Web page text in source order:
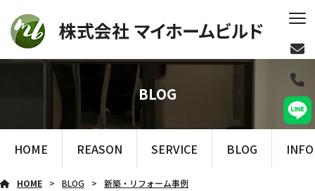
BLOG
HOME REASON SERVICE BLOG
HOME BLOG
新築・リフォーム事例